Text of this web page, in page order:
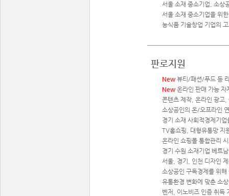
서울 소재 중소기업, 소상
서울 소재 중소기업을 위
농식품 기술창업 기업의
판로지원
New뷰티/패션/푸드 등
New 온라인 판매 가능
콘텐츠 제작, 온라인 광고
소상공인의 온/오프라인
경기 소재 사회적경제기
TV홈쇼핑, 대형유통망 지
온라인 쇼핑몰 통합관리
경기 수원 소재기업 베트
서울, 경기, 인천 디자인
소상공인 구독경제를 위
유통환경 변화에 맞춘 소
벤저, 이노비즈 인증 취